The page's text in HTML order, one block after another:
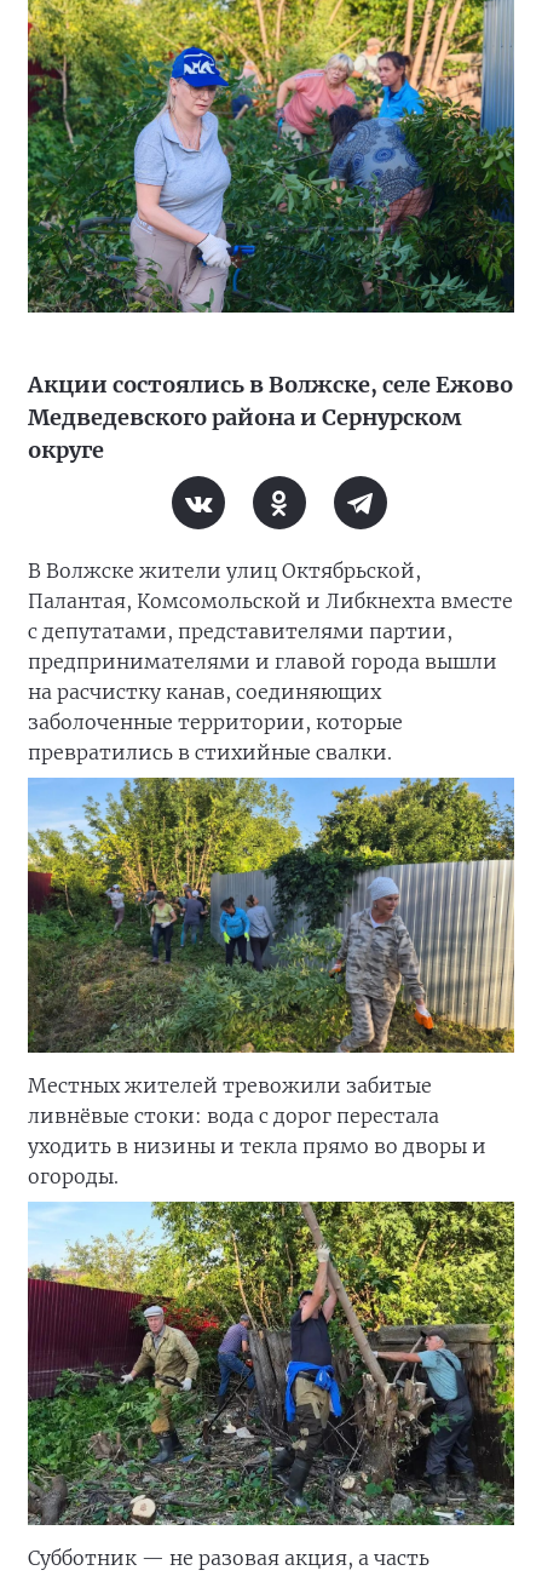
Акции состоялись в Волжске, селе Ежово
Медведевского района и Сернурском
округе
В Волжске жители улиц Октябрьской,
Палантая, Комсомольской и Либкнехта вместе
с депутатами, представителями партии,
предпринимателями и главой города вышли
на расчистку канав, соединяющих
заболоченные территории, которые
превратились в стихийные свалки.
Местных жителей тревожили забитые
ливнёвые стоки: вода с дорог перестала
уходить в низины и текла прямо во дворы и
огороды.
Субботник — не разовая акция, а часть